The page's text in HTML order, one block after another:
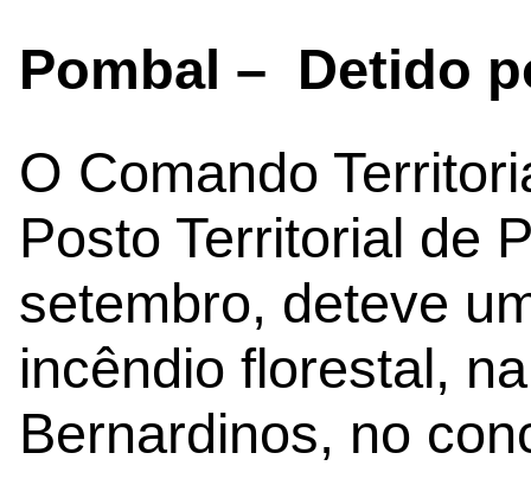
Pombal – Detido
O Comando
Posto Territorial de
setembro, deteve
incêndio florestal,
Bernardinos, no